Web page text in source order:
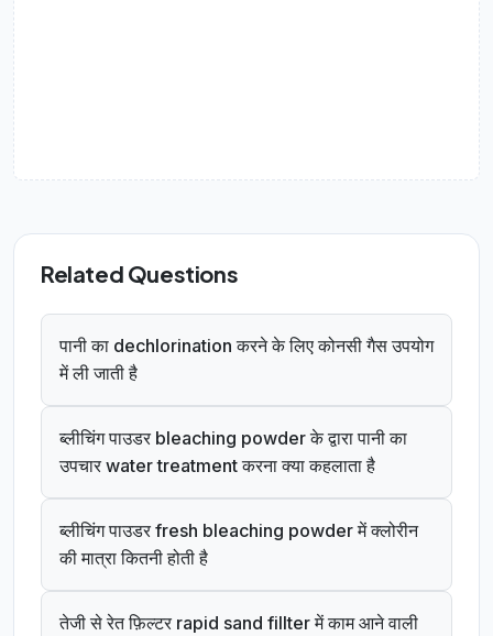
Related Questions
पानी का dechlorination करने के लिए कोनसी गैस उपयोग
में ली जाती है
ब्लीचिंग पाउडर bleaching powder के द्वारा पानी का
उपचार water treatment करना क्या कहलाता है
ब्लीचिंग पाउडर fresh bleaching powder में क्लोरीन
की मात्रा कितनी होती है
तेजी से रेत फ़िल्टर rapid sand fillter में काम आने वाली